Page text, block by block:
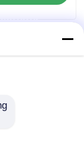
για